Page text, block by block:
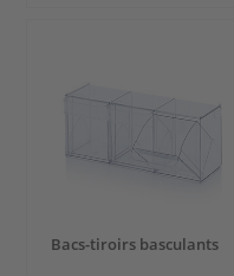
Bacs-tiroirs basculants